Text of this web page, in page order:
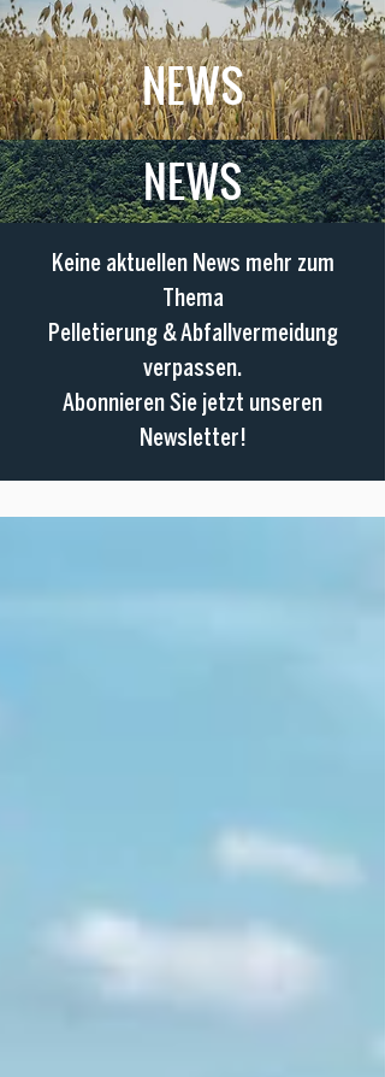
NEWS
NEWS
Keine aktuellen News mehr zum
Thema
Pelletierung & Abfallvermeidung
verpassen.
Abonnieren Sie jetzt unseren
Newsletter!